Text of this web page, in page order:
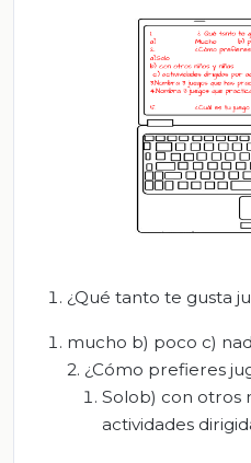
¿Qué tanto te gusta
mucho b) poco c)
2. ¿Cómo prefieres
Solob) con otros
actividades